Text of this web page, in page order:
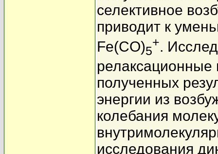
селективное
приводит к
Fe(CO)5
+.
релаксационные
полученных
энергии из
колебания
исследования